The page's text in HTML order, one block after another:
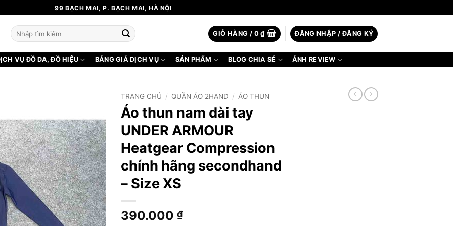
99 BẠCH MAI, P. BẠCH MAI, HÀ NỘI
Tìm
kiếm:
GIỎ HÀNG / 0₫ ĐĂNG NHẬP / ĐĂNG KÝ
VỤ ĐỒ DA, ĐỒ HIỆU BẢNG GIÁ DỊCH VỤ SẢN PHẨM BLOG CHIA SẺ ẢNH REVIEW
TRANG CHỦ / QUẦN ÁO 2HAND / ÁO THUN
Áo thun nam dài tay
UNDER ARMOUR
Heatgear Compression
chính hãng secondhand
– Size XS
390.000 ₫